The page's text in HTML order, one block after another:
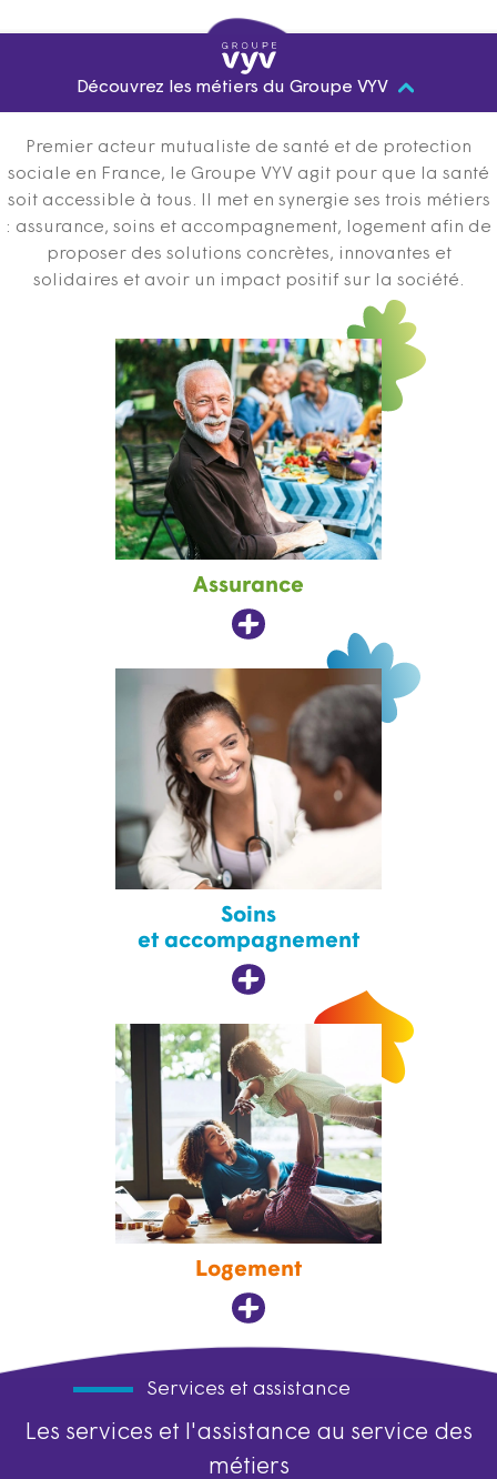
Découvrez les métiers du Groupe VYV
Premier acteur mutualiste de santé et de protection
sociale en France, le Groupe VYV agit pour que la santé
soit accessible à tous. Il met en synergie ses trois métiers
: assurance, soins et accompagnement, logement afin de
proposer des solutions concrètes, innovantes et
solidaires et avoir un impact positif sur la société.
Assurance
Soins
et accompagnement
Logement
Services et assistance
Les services et l'assistance au service des
métiers